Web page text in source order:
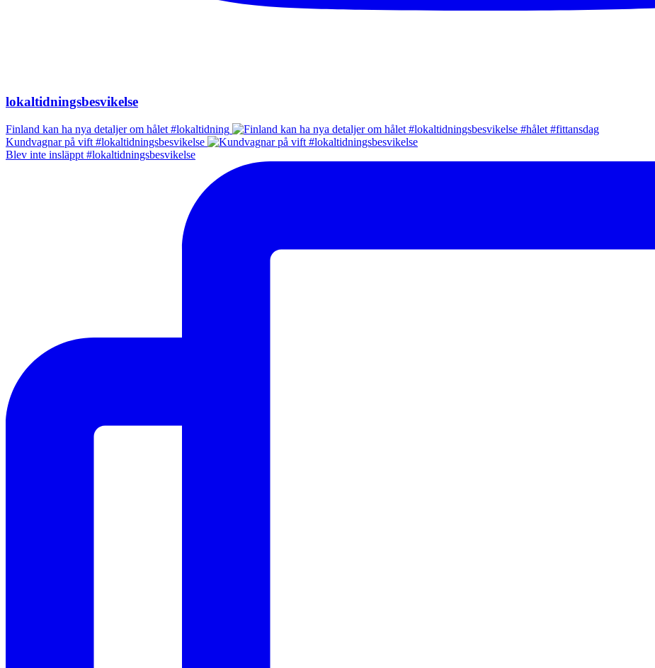
lokaltidningsbesvikelse
Finland kan ha nya detaljer om hålet #lokaltidning
Kundvagnar på vift #lokaltidningsbesvikelse
Blev inte insläppt #lokaltidningsbesvikelse